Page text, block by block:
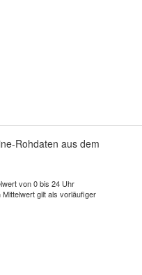
Rohdaten aus dem
von 0 bis 24 Uhr
gilt als vorläufiger